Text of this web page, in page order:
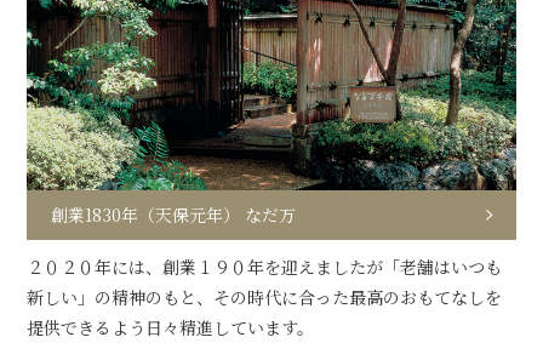
創業1830年（天保元年） なだ万
２０２０年には、創業１９０年を迎えましたが「老舗はいつも
新しい」の精神のもと、その時代に合った最高のおもてなしを
提供できるよう日々精進しています。